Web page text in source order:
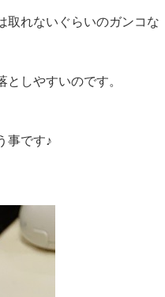
取れないぐらいのガンコな
しやすいのです。
事です♪